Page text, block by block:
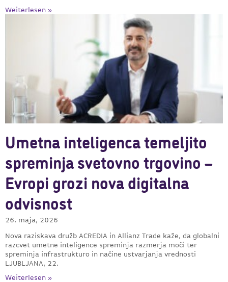
Weiterlesen »
Umetna inteligenca temeljito
spreminja svetovno trgovino –
Evropi grozi nova digitalna
odvisnost
26. maja, 2026
Nova raziskava družb ACREDIA in Allianz Trade kaže, da globalni
razcvet umetne inteligence spreminja razmerja moči ter
spreminja infrastrukturo in načine ustvarjanja vrednosti
LJUBLJANA, 22.
Weiterlesen »